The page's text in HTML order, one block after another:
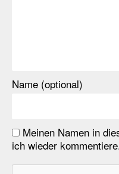
Name (optional)
Meinen Namen in
ich wieder